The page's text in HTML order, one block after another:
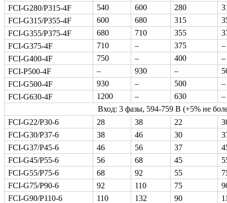
FCI-G280/P315-4F
540 600 280
FCI-G315/P355-4F
600 680 315
FCI-G355/P375-4F
680 710 355
FCI-G375-4F
710 – 375
–
FCI-G400-4F
750 – 400
–
FCI-P500-4F
– 930 –
FCI-G500-4F
930 – 500
–
FCI-G630-4F
1200 – 630
–
Вход: 3 фазы, 594-759 В (+5% не
FCI-G22/P30-6
28 38 22
FCI-G30/P37-6
38 46 30
FCI-G37/P45-6
46 56 37
FCI-G45/P55-6
56 68 45
FCI-G55/P75-6
68 92 55
FCI-G75/P90-6
92 110 75
FCI-G90/P110-6
110 132 90